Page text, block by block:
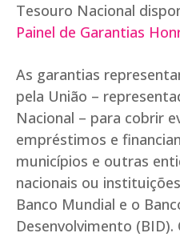
Tesouro Nacional
Painel de Garantias
As garantias
pela União –
Nacional – para cobrir
empréstimos e
municípios e outras
nacionais ou
Banco Mundial e o
Desenvolvimento